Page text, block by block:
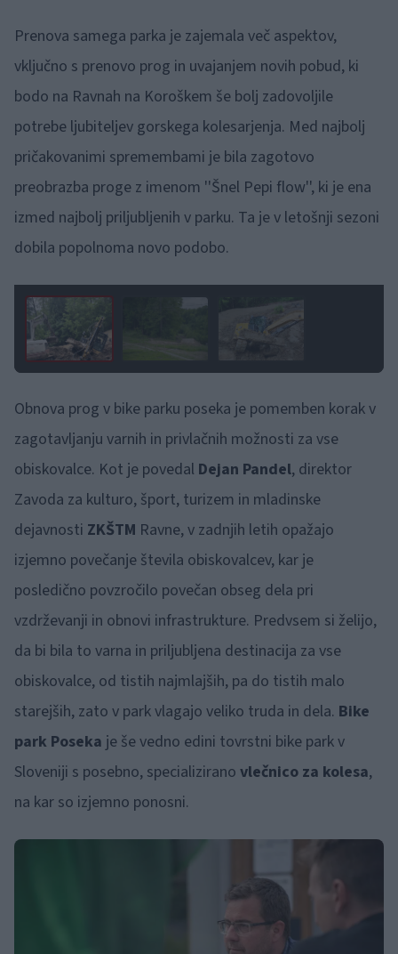
Prenova samega parka je zajemala več aspektov,
vključno s prenovo prog in uvajanjem novih pobud, ki
bodo na Ravnah na Koroškem še bolj zadovoljile
potrebe ljubiteljev gorskega kolesarjenja. Med najbolj
pričakovanimi spremembami je bila zagotovo
preobrazba proge z imenom ''Šnel Pepi flow'', ki je ena
izmed najbolj priljubljenih v parku. Ta je v letošnji sezoni
dobila popolnoma novo podobo.
Obnova prog v bike parku poseka je pomemben korak v
zagotavljanju varnih in privlačnih možnosti za vse
obiskovalce. Kot je povedal Dejan Pandel, direktor
Zavoda za kulturo, šport, turizem in mladinske
dejavnosti ZKŠTM Ravne, v zadnjih letih opažajo
izjemno povečanje števila obiskovalcev, kar je
posledično povzročilo povečan obseg dela pri
vzdrževanji in obnovi infrastrukture. Predvsem si želijo,
da bi bila to varna in priljubljena destinacija za vse
obiskovalce, od tistih najmlajših, pa do tistih malo
starejših, zato v park vlagajo veliko truda in dela. Bike
park Poseka je še vedno edini tovrstni bike park v
Sloveniji s posebno, specializirano vlečnico za kolesa,
na kar so izjemno ponosni.